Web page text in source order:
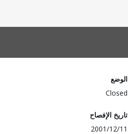
الوضع
Closed
تاريخ الإفصاح
2001/12/11